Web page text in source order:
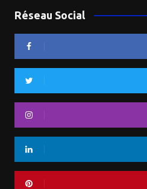
Réseau Social